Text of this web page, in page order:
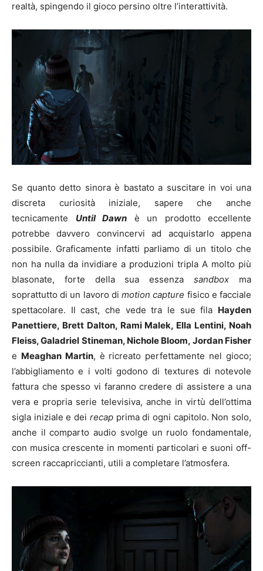
realtà, spingendo il gioco persino oltre l’interattività.
Se quanto detto sinora è bastato a suscitare in voi una
discreta curiosità iniziale, sapere che anche
tecnicamente Until Dawn è un prodotto eccellente
potrebbe davvero convincervi ad acquistarlo appena
possibile. Graficamente infatti parliamo di un titolo che
non ha nulla da invidiare a produzioni tripla A molto più
blasonate, forte della sua essenzasandbox ma
soprattutto di un lavoro dimotion capture fisico e facciale
spettacolare. Il cast, che vede tra le sue fila Hayden
Panettiere, Brett Dalton, Rami Malek, Ella Lentini, Noah
Fleiss, Galadriel Stineman, Nichole Bloom, Jordan Fisher
e Meaghan Martin, è ricreato perfettamente nel gioco;
l’abbigliamento e i volti godono di textures di notevole
fattura che spesso vi faranno credere di assistere a una
vera e propria serie televisiva, anche in virtù dell’ottima
sigla iniziale e dei recapprima di ogni capitolo. Non solo,
anche il comparto audio svolge un ruolo fondamentale,
con musica crescente in momenti particolari e suoni off-
screen raccapriccianti, utili a completare l’atmosfera.